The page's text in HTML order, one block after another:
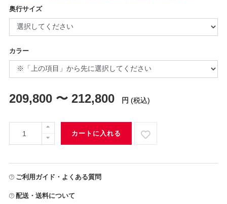
奥行サイズ
カラー
209,800 〜 212,800 円 (税込)
カートに入れる
ご利用ガイド・よくある質問
配送・送料について